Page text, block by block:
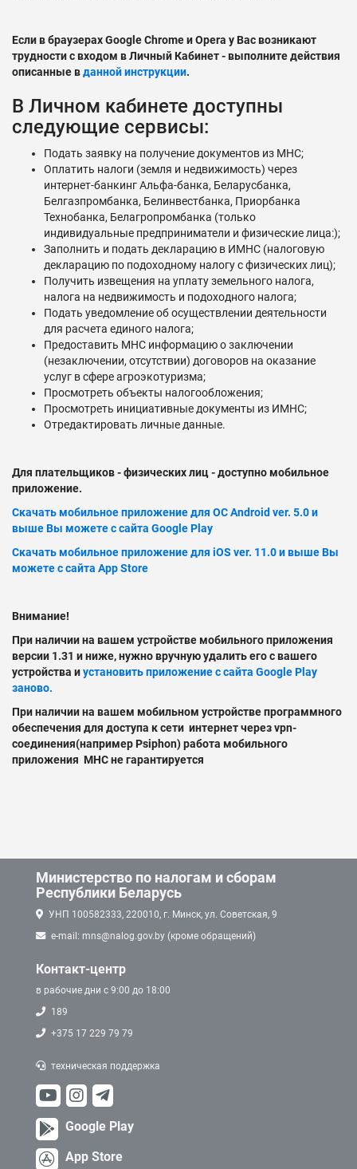
Если в браузерах Google Chrome и Opera у Вас возникают
трудности с входом в Личный Кабинет - выполните действия
описанные вданной инструкции.
В Личном кабинете доступны
следующие сервисы:
Подать заявку на получение документов из МНС;
Оплатить налоги (земля и недвижимость) через
интернет-банкинг Альфа-банка, Беларусбанка,
Белгазпромбанка, Белинвестбанка, Приорбанка
Технобанка, Белагропромбанка (только
индивидуальные предприниматели и физические лица:);
Заполнить и подать декларацию в ИМНС (налоговую
декларацию по подоходному налогу с физических лиц);
Получить извещения на уплату земельного налога,
налога на недвижимость и подоходного налога;
Подать уведомление об осуществлении деятельности
для расчета единого налога;
Предоставить МНС информацию о заключении
(незаключении, отсутствии) договоров на оказание
услуг в сфере агроэкотуризма;
Просмотреть объекты налогообложения;
Просмотреть инициативные документы из ИМНС;
Отредактировать личные данные.
Для плательщиков - физических лиц - доступно мобильное
приложение.
Скачать мобильное приложение для ОС Android ver. 5.0 и
выше Вы можете с сайта Google Play
Скачать мобильное приложение для iOS ver. 11.0 и выше Вы
можете с сайта App Store
Внимание!
При наличии на вашем устройстве мобильного приложения
версии 1.31 и ниже, нужно вручную удалить его с вашего
устройства иустановить приложение с сайта Google Play
заново.
При наличии на вашем мобильном устройстве программного
обеспечения для доступа к сети интернет через vpn-
соединения(например Psiphon) работа мобильного
приложения МНС не гарантируется
Министерство по налогам и сборам
Республики Беларусь
УНП 100582333, 220010, г. Минск, ул. Советская, 9
e-mail: mns@nalog.gov.by (кроме обращений)
Контакт-центр
в рабочие дни с 9:00 до 18:00
189
+375 17 229 79 79
техническая поддержка
Google Play
App Store